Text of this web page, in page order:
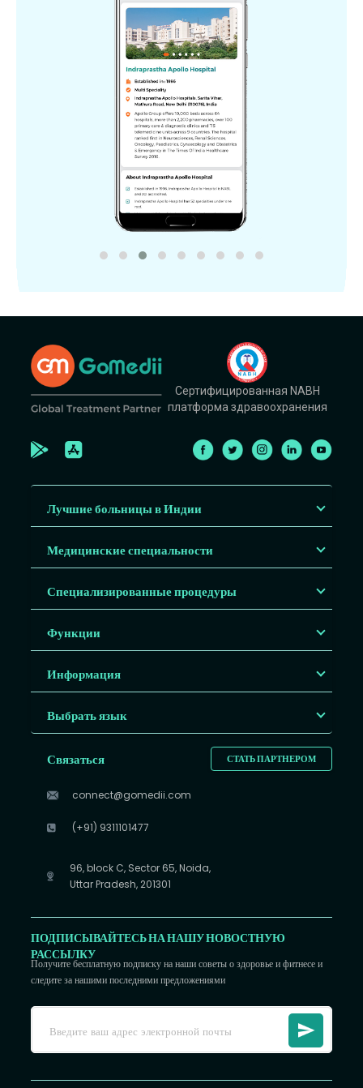
Сертифицированная NABH
платформа здравоохранения
Лучшие больницы в Индии
Медицинские специальности
Специализированные процедуры
Функции
Информация
Выбрать язык
СТАТЬ ПАРТНЕРОМ
Связаться
connect@gomedii.com
(+91) 9311101477
96, block C, Sector 65, Noida,
Uttar Pradesh, 201301
ПОДПИСЫВАЙТЕСЬ НА НАШУ НОВОСТНУЮ
РАССЫЛКУ
Получите бесплатную подписку на наши советы о здоровье и фитнесе и
следите за нашими последними предложениями